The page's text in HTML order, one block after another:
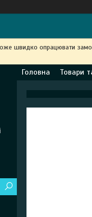
швидко опрацювати
Головна Товари